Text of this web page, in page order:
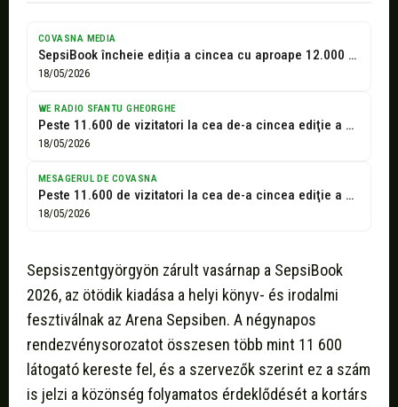
COVASNA MEDIA
SepsiBook încheie ediția a cincea cu aproape 12.000 de vizitatori
18/05/2026
WE RADIO SFANTU GHEORGHE
Peste 11.600 de vizitatori la cea de-a cincea ediţie a SepsiBook de...
18/05/2026
MESAGERUL DE COVASNA
Peste 11.600 de vizitatori la cea de-a cincea ediţie a SepsiBook de...
18/05/2026
Sepsiszentgyörgyön zárult vasárnap a SepsiBook
2026, az ötödik kiadása a helyi könyv- és irodalmi
fesztiválnak az Arena Sepsiben. A négynapos
rendezvénysorozatot összesen több mint 11 600
látogató kereste fel, és a szervezők szerint ez a szám
is jelzi a közönség folyamatos érdeklődését a kortárs